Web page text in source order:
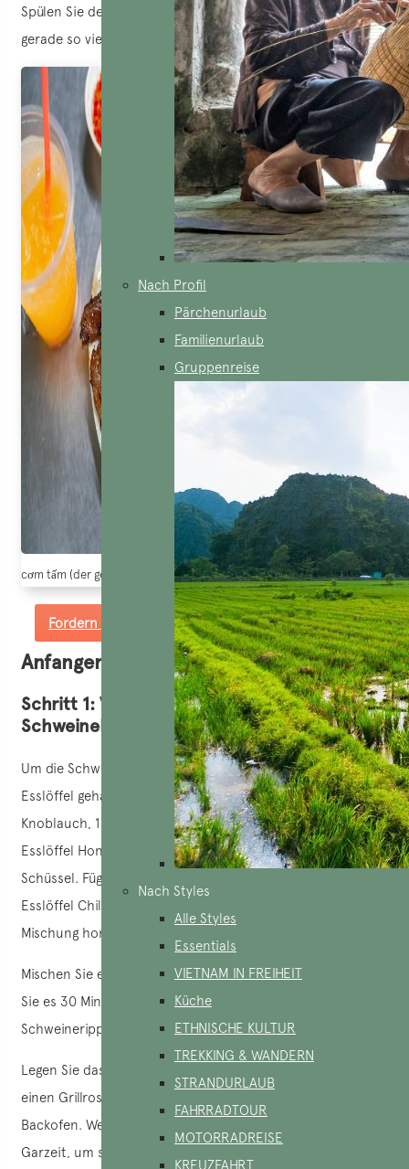
Nach Profil
Pärchenurlaub
Familienurlaub
Gruppenreise
Nach Styles
Alle Styles
Essentials
VIETNAM IN FREIHEIT
Küche
ETHNISCHE KULTUR
TREKKING & WANDERN
STRANDURLAUB
FAHRRADTOUR
MOTORRADREISE
KREUZFAHRT
Spülen Sie den Reis gründlich ab und kochen Sie ihn mit
gerade so viel Wasser.
cơm tấm (der gebrochene Reis) – ein sehr beliebtes vietnamesisches
Fordern Sie ein maßgeschneidertes Angebot an
Anfangen, Com Tam zu kochen
Schritt 1: Vorbereitung der
Schweinekoteletts
Um die Schweinerippchen zu marinieren, mischen Sie 1
Esslöffel gehackte Schalotten, 1 Esslöffel gehackten
Knoblauch, 1 Esslöffel Natrium, 3 Esslöffel Speiseöl, 3
Esslöffel Honig und etwas gemahlenen Pfeffer in einer
Schüssel. Fügen Sie zwei Esslöffel Sojasauce und zwei
Esslöffel Chilisauce hinzu und verrühren Sie gut, bis die
Mischung homogen ist.
Mischen Sie es gut mit den Schweinerippchen und lassen
Sie es 30 Minuten lang marinieren, damit die
Schweinerippchen die Aromen gut aufnehmen können.
Legen Sie das Fleisch anschließend für etwa 20 Minuten auf
einen Grillrost oder in den auf 200 °C vorgeheizten
Backofen. Wenden Sie das Fleisch nach der Hälfte der
Garzeit, um sicherzustellen, dass es gleichmäßig gegart ist.